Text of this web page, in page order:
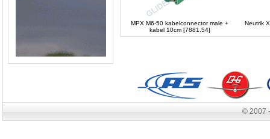
MPX M6-50 kabelconnector male +
kabel 10cm [7881.54]
Neutrik
© 2007